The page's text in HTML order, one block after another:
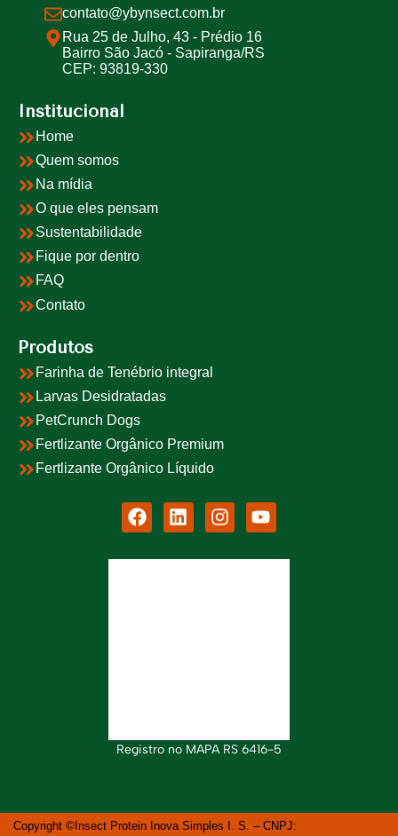
contato@ybynsect.com.br
Rua 25 de Julho, 43 - Prédio 16
Bairro São Jacó - Sapiranga/RS
CEP: 93819-330
Institucional
Home
Quem somos
Na mídia
O que eles pensam
Sustentabilidade
Fique por dentro
FAQ
Contato
Produtos
Farinha de Tenébrio integral
Larvas Desidratadas
PetCrunch Dogs
Fertlizante Orgânico Premium
Fertlizante Orgânico Líquido
Registro no MAPA RS 6416-5
Copyright ©Insect Protein Inova Simples I. S. – CNPJ: